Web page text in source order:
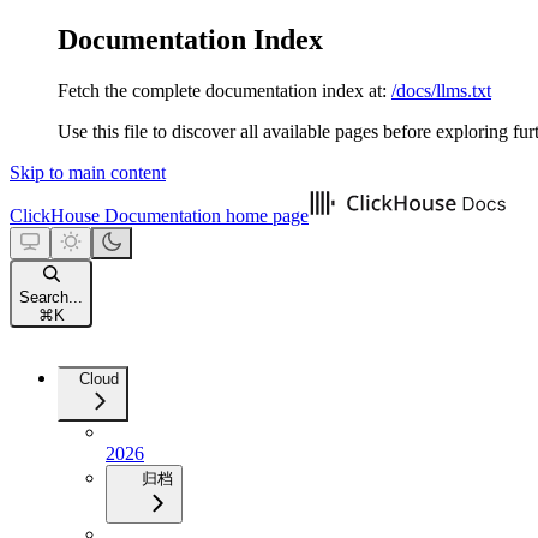
Documentation Index
Fetch the complete documentation index at: /docs/llms.txt
Use this file to discover all available pages before exploring
Skip to main content
ClickHouse Documentation home page
Search...
⌘ K
Cloud
2026
归档